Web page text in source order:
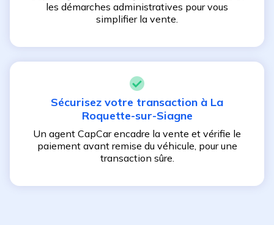
les démarches administratives pour vous
simplifier la vente.
Sécurisez votre transaction à La
Roquette-sur-Siagne
Un agent CapCar encadre la vente et vérifie le
paiement avant remise du véhicule, pour une
transaction sûre.